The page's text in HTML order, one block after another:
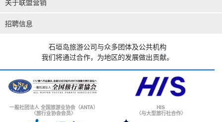
关于联盟营销
招聘信息
石垣岛旅游公司与众多团体及公共机构
我们将通过合作，为地区的发展做出贡献。
一般社团法人 全国旅游业协会（ANTA）
〈旅行业协会会员〉
HIS
〈与大型旅行社合作〉